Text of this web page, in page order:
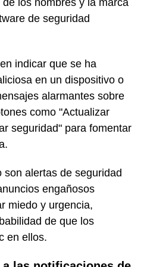
los nombres y la marca
de seguridad
indicar que se ha
en un dispositivo o
alarmantes sobre
como "Actualizar
seguridad" para fomentar
alertas de seguridad
engañosos
miedo y urgencia,
de que los
en ellos.